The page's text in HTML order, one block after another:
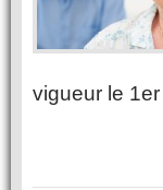
vigueur le